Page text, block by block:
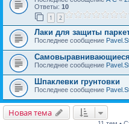
Ответы: 10
1 2
Лаки для защиты
Последнее сообщение
Последнее сообщение
Шпаклевки грунтовки
Последнее сообщение
Новая тема